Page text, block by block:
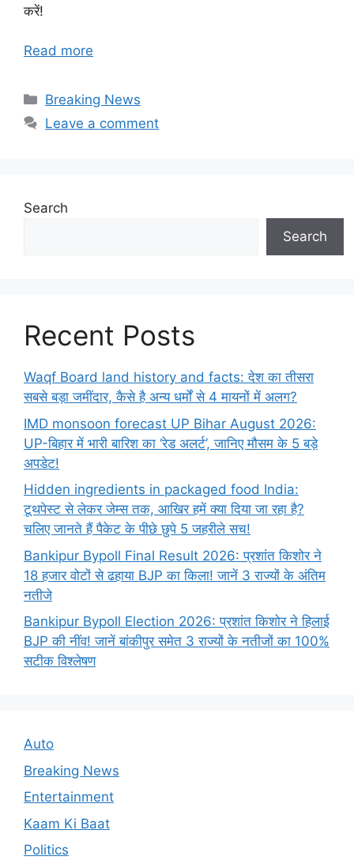
करें!
Read more
Categories
Breaking News
Leave a comment
Search
Search
Recent Posts
Waqf Board land history and facts: देश का तीसरा
सबसे बड़ा जमींदार, कैसे है अन्य धर्मों से 4 मायनों में अलग?
IMD monsoon forecast UP Bihar August 2026:
UP-बिहार में भारी बारिश का ‘रेड अलर्ट’, जानिए मौसम के 5 बड़े
अपडेट!
Hidden ingredients in packaged food India:
टूथपेस्ट से लेकर जेम्स तक, आखिर हमें क्या दिया जा रहा है?
चलिए जानते हैं पैकेट के पीछे छुपे 5 जहरीले सच!
Bankipur Bypoll Final Result 2026: प्रशांत किशोर ने
18 हजार वोटों से ढहाया BJP का किला! जानें 3 राज्यों के अंतिम
नतीजे
Bankipur Bypoll Election 2026: प्रशांत किशोर ने हिलाई
BJP की नींव! जानें बांकीपुर समेत 3 राज्यों के नतीजों का 100%
सटीक विश्लेषण
Auto
Breaking News
Entertainment
Kaam Ki Baat
Politics